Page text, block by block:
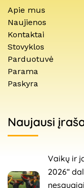
Apie mus
Naujienos
Kontaktai
Stovyklos
Parduotuvė
Parama
Paskyra
Naujausi
Vaikų ir
2026“